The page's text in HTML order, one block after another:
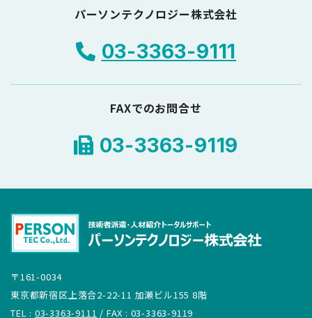
パーソンテクノロジー株式会社
03-3363-9111
FAXでのお問合せ
03-3363-9119
〒161-0034
東京都新宿区上落合2-22-11 加瀬ビル155 8階
TEL : 03-3363-9111 / FAX : 03-3363-9119